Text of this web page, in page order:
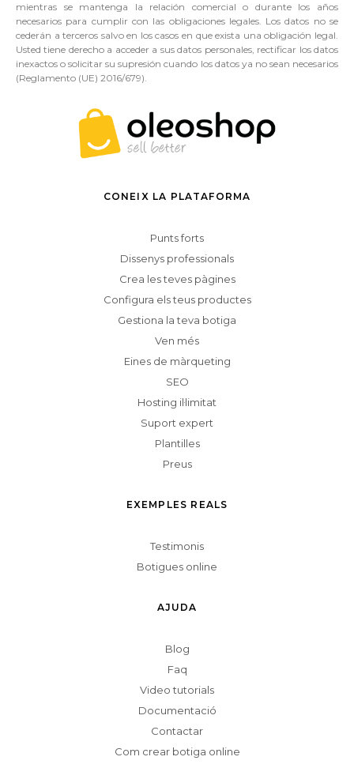
mientras se mantenga la relación comercial o durante los años
necesarios para cumplir con las obligaciones legales. Los datos no se
cederán a terceros salvo en los casos en que exista una obligación legal.
Usted tiene derecho a acceder a sus datos personales, rectificar los datos
inexactos o solicitar su supresión cuando los datos ya no sean necesarios
(Reglamento (UE) 2016/679).
CONEIX LA PLATAFORMA
Punts forts
Dissenys professionals
Crea les teves pàgines
Configura els teus productes
Gestiona la teva botiga
Ven més
Eines de màrqueting
SEO
Hosting il·limitat
Suport expert
Plantilles
Preus
EXEMPLES REALS
Testimonis
Botigues online
AJUDA
Blog
Faq
Video tutorials
Documentació
Contactar
Com crear botiga online